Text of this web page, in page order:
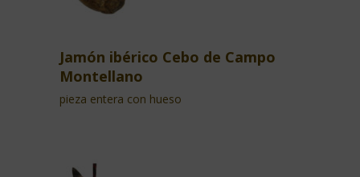
Jamón ibérico Cebo de Campo
Montellano
pieza entera con hueso